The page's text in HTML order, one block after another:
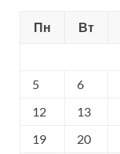
Пн
Вт
5
6
12
13
19
20